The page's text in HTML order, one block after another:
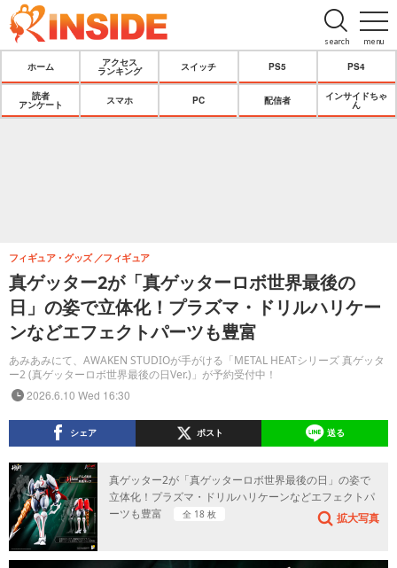
menu
search
ホーム
アクセス
ランキング
スイッチ PS5 PS4
読者
アンケート
スマホ PC 配信者
インサイドちゃ
ん
真ゲッター2が「真ゲッターロボ世界最後の
日」の姿で立体化！プラズマ・ドリルハリケー
ンなどエフェクトパーツも豊富
あみあみにて、AWAKEN STUDIOが手がける「METAL HEATシリーズ 真ゲッタ
ー2 (真ゲッターロボ世界最後の日Ver.)」が予約受付中！
フィギュア・グッズ フィギュア
2026.6.10 Wed 16:30
シェア ポスト 送る
真ゲッター2が「真ゲッターロボ世界最後の日」の姿で
立体化！プラズマ・ドリルハリケーンなどエフェクトパ
ーツも豊富
全 18 枚 拡大写真